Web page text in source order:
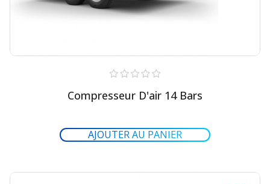
Compresseur D'air 14 Bars